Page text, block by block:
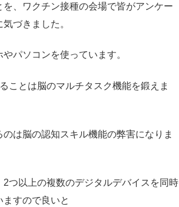
、ワクチン接種の会場で皆がアンケー
づきました。
パソコンを使っています。
ことは脳のマルチタスク機能を鍛えま
は脳の認知スキル機能の弊害になりま
つ以上の複数のデジタルデバイスを同時
すので良いと